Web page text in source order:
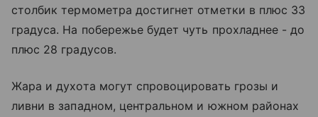
столбик термометра достигнет отметки в плюс 33
градуса. На побережье будет чуть прохладнее - до
плюс 28 градусов.
Жара и духота могут спровоцировать грозы и
ливни в западном, центральном и южном районах